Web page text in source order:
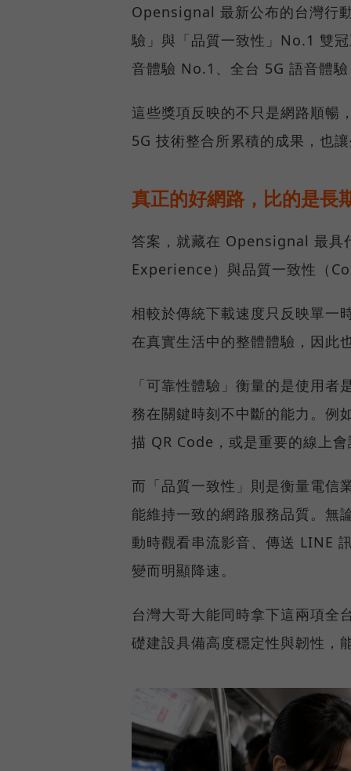
Opensignal 最新公布的台灣行
驗」與「品質一致性」No.1 雙
音體驗 No.1、全台 5G 語音體
這些獎項反映的不只是網路順暢
5G 技術整合所累積的成果，也
真正的好網路，比的是長
答案，就藏在 Opensignal 最
Experience）與品質一致性（
相較於傳統下載速度只反映單一
在真實生活中的整體體驗，因此
「可靠性體驗」衡量的是使用
務在關鍵時刻不中斷的能力。例
描 QR Code，或是重要的線上
而「品質一致性」則是衡量電信
能維持一致的網路服務品質。無
動時觀看串流影音、傳送 LINE
變而明顯降速。
台灣大哥大能同時拿下這兩項全
礎建設具備高度穩定性與韌性，